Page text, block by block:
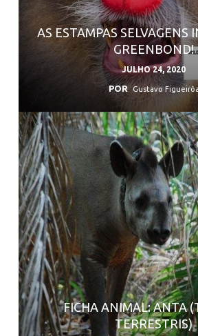
AS ESTAMPAS SELVAGENS
GREENBOND!
JULHO 24, 2020
POR Gustavo Figueirôa
FICHA ANIMAL: ANTA
TERRESTRIS)